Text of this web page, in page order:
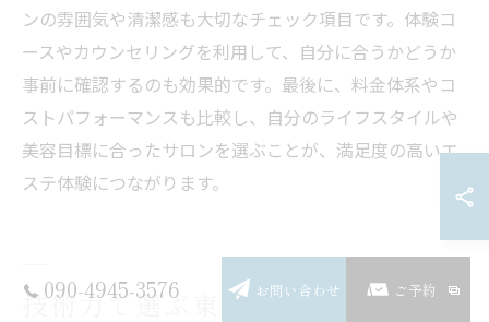
ンの雰囲気や清潔感も大切なチェック項目です。体験コ
ースやカウンセリングを利用して、自分に合うかどうか
事前に確認するのも効果的です。最後に、料金体系やコ
ストパフォーマンスも比較し、自分のライフスタイルや
美容目標に合ったサロンを選ぶことが、満足度の高いエ
ステ体験につながります。
技術力で選ぶ東京都狛江市の新し
090-4945-3576 お問い合わせ ご予約